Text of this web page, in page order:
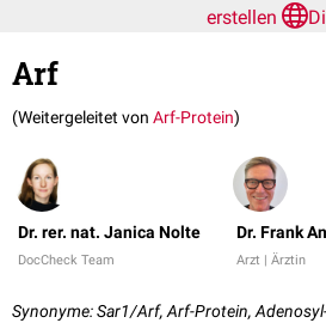
erstellen
Arf
(Weitergeleitet von Arf-Protein)
Dr. rer. nat. Janica Nolte
DocCheck Team
Dr. Frank
Arzt | Ärztin
Synonyme: Sar1/Arf, Arf-Protein,